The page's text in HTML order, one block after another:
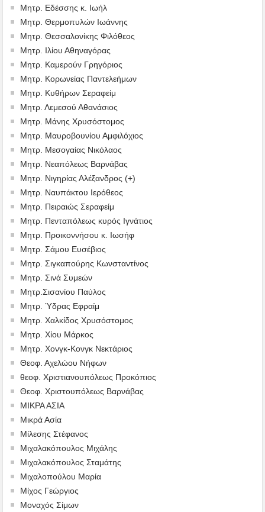
Μητρ. Εδέσσης κ. Ιωήλ
Μητρ. Θερμοπυλών Ιωάννης
Μητρ. Θεσσαλονίκης Φιλόθεος
Μητρ. Ιλίου Αθηναγόρας
Μητρ. Καμερούν Γρηγόριος
Μητρ. Κορωνείας Παντελεήμων
Μητρ. Κυθήρων Σεραφείμ
Μητρ. Λεμεσού Αθανάσιος
Μητρ. Μάνης Χρυσόστομος
Μητρ. Μαυροβουνίου Αμφιλόχιος
Μητρ. Μεσογαίας Νικόλαος
Μητρ. Νεαπόλεως Βαρνάβας
Μητρ. Νιγηρίας Αλέξανδρος (+)
Μητρ. Ναυπάκτου Ιερόθεος
Μητρ. Πειραιώς Σεραφείμ
Μητρ. Πενταπόλεως κυρός Ιγνάτιος
Μητρ. Προικοννήσου κ. Ιωσήφ
Μητρ. Σάμου Ευσέβιος
Μητρ. Σιγκαπούρης Κωνσταντίνος
Μητρ. Σινά Συμεών
Μητρ.Σισανίου Παύλος
Μητρ. Ύδρας Εφραίμ
Μητρ. Χαλκίδος Χρυσόστομος
Μητρ. Χίου Μάρκος
Μητρ. Χονγκ-Κονγκ Νεκτάριος
Θεοφ. Αχελώου Νήφων
θεοφ. Χριστιανουπόλεως Προκόπιος
Θεοφ. Χριστουπόλεως Βαρνάβας
ΜΙΚΡΑ ΑΣΙΑ
Μικρά Ασία
Μίλεσης Στέφανος
Μιχαλακόπουλος Μιχάλης
Μιχαλακόπουλος Σταμάτης
Μιχαλοπούλου Μαρία
Μίχος Γεώργιος
Μοναχός Σίμων